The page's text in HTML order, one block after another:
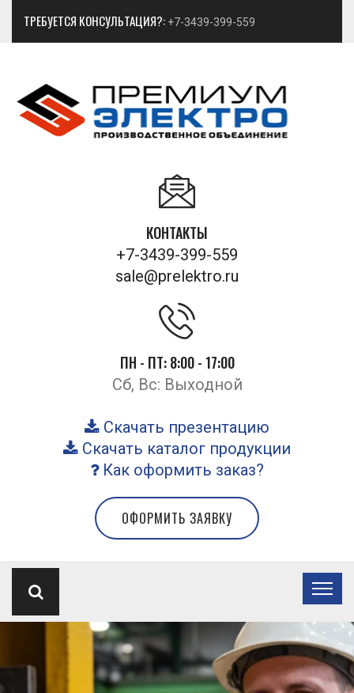
ТРЕБУЕТСЯ КОНСУЛЬТАЦИЯ?: +7-3439-399-559
КОНТАКТЫ
+7-3439-399-559
sale@prelektro.ru
ПН - ПТ: 8:00 - 17:00
Сб, Вс: Выходной
Скачать презентацию
Скачать каталог продукции
Как оформить заказ?
ОФОРМИТЬ ЗАЯВКУ